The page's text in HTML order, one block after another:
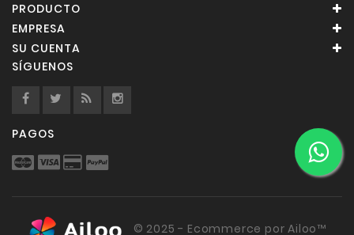
PRODUCTO
EMPRESA
SU CUENTA
SÍGUENOS
PAGOS
© 2025 - Ecommerce por Ailoo™